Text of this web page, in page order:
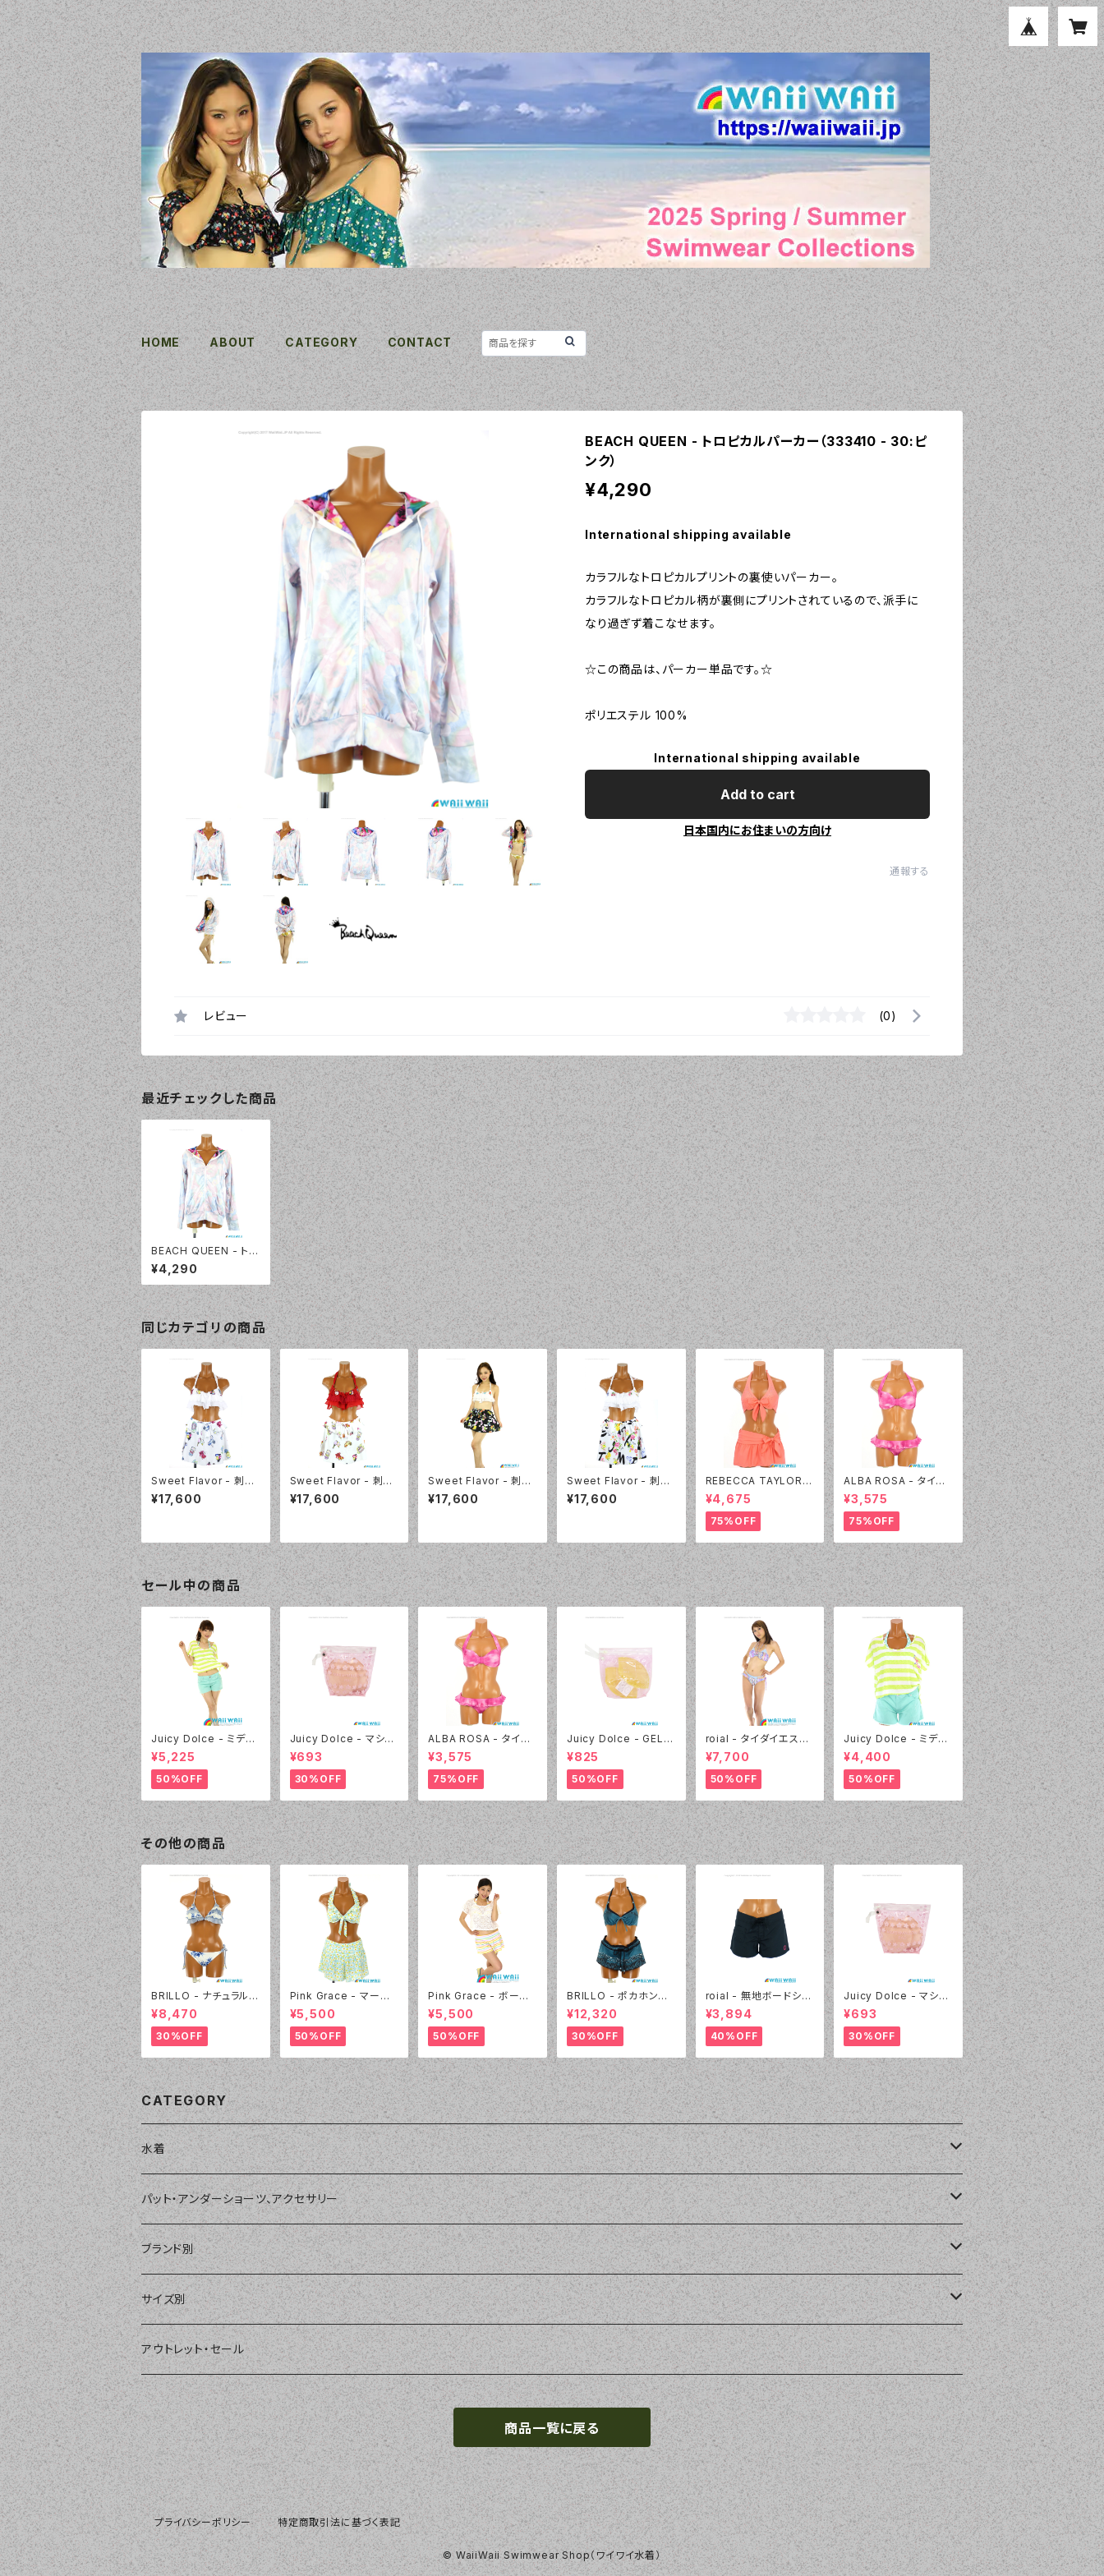
HOME ABOUT CATEGORY CONTACT
BEACH QUEEN - トロピカルパーカー（333410 - 30:ピ
ンク）
¥4,290
International shipping available
カラフルなトロピカルプリントの裏使いパーカー。
カラフルなトロピカル柄が裏側にプリントされているので、派手に
なり過ぎず着こなせます。
☆この商品は、パーカー単品です。☆
ポリエステル 100%
International shipping available
Add to cart
日本国内にお住まいの方向け
通報する
レビュー (0)
最近チェックした商品
BEACH QUEEN - トロ
ピカルパーカー（33341
0 - 30:ピンク）
¥4,290
同じカテゴリの商品
Sweet Flavor - 刺繍
フリルプリントスカート
付 3点セット（337020
¥17,600
Sweet Flavor - 刺繍
フリルプリントスカート
付 3点セット（337020
¥17,600
Sweet Flavor - 刺繍
フリルプリントスカート
付 3点セット（337020
¥17,600
Sweet Flavor - 刺繍
フリルプリントスカート
付 3点セット（337020
¥17,600
REBECCA TAYLOR -
Solid Rhinestone（1
4382 - 12:ピンク）
¥4,675
75%OFF
ALBA ROSA - タイダ
イ バンドゥ（14407 - 1
2:ピンク）
¥3,575
75%OFF
セール中の商品
Juicy Dolce - ミディ
アムドット（4412 - 60:
グリーン）
¥5,225
50%OFF
Juicy Dolce - マシュ
マロパッド（032 - 40:
イエロー）
¥693
30%OFF
ALBA ROSA - タイダ
イ バンドゥ（14407 - 1
2:ピンク）
¥3,575
75%OFF
Juicy Dolce - GEL P
AD ジェルパッド（030
- 40:イエロー）
¥825
50%OFF
roial - タイダイエスニ
ック＆デニムプリント（2
4405 - 80:パープル）
¥7,700
50%OFF
Juicy Dolce - ミディ
アムドット（3405 - 60:
グリーン）
¥4,400
50%OFF
その他の商品
BRILLO - ナチュラルア
ロハ&DENIM フリル三
角ビキニ（4306 - 01:
ホワイト）
¥8,470
30%OFF
Pink Grace - マーガ
レットビキニ 3点セット
（4803 - 70:ブルー）
¥5,500
50%OFF
Pink Grace - ボーダ
ーレースフリル 4点セッ
ト（4817 - 01:ホワイ
ト）
¥5,500
50%OFF
BRILLO - ポカホンタ
ス パンツセット（4303
- 70:ブルー）
¥12,320
30%OFF
roial - 無地ボードショ
ーツ（22430 - 05:ブラ
ック）
¥3,894
40%OFF
Juicy Dolce - マシュ
マロパッド（032 - 40:
イエロー）
¥693
30%OFF
CATEGORY
水着
単品
ショートパンツ、ボードショーツ
パーカー、ラッシュパーカー
ラッシュガード、ジャケット
ワンピース・モノキニ
ナチュラルタンキニ
ナチュラルタンキニ
2点セット
4点セット
3点セット
パット・アンダーショーツ、アクセサリー
パット
アンダーショーツ
アクセサリー
ブランド別
BEACH QUEEN
MILSQUR
Sweet Flavor
LIP SERVICE
EMODA
Pinky&Dianne
サイズ別
フリー
7号
S9号
M
11号
L
13号
アウトレット・セール
商品一覧に戻る
プライバシーポリシー 特定商取引法に基づく表記
© WaiiWaii Swimwear Shop（ワイワイ水着）